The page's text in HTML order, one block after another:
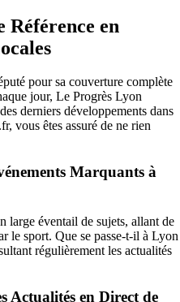
Référence en
pour sa couverture complète
jour, Le Progrès Lyon
derniers développements dans
vous êtes assuré de ne rien
Marquants à
éventail de sujets, allant de
le sport. Que se passe-t-il à Lyon
régulièrement les actualités
Actualités en Direct de